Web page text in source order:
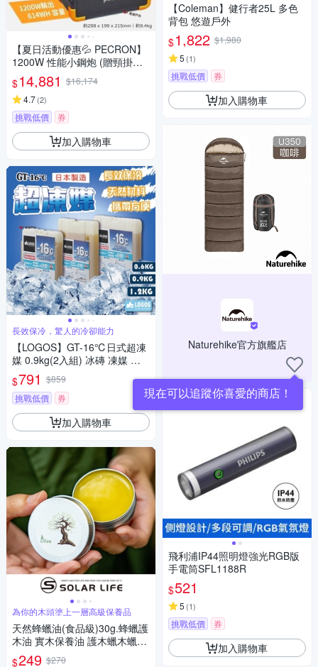
【夏日活動優惠💦 PECRON】
1200W 性能小鋼炮 (贈頸掛風
扇-隨機顏色) E600LFP 輕量化
大電量 登山 露營 悠遊戶外
$14,881 $16,174
4.7(2)
挑戰低價 券
加入購物車
長效保冷，驚人的冷卻能力
【LOGOS】GT-16℃日式超凍
媒 0.9kg(2入組) 冰磚 凍媒 保
冰磚 長效保冰 露營 悠遊戶外
$791 $859
挑戰低價
券
加入購物車
為你的木頭塗上一層高級保養品
天然蜂蠟油(食品級)30g.蜂蠟護
木油 實木保養油 護木蠟木蠟油
傢俱護理蠟 家具保養
$249 $270
【Coleman】健行者25L 多色
背包 悠遊戶外
$1,822 $1,980
5 (1)
挑戰低價 券
加入購物車
Naturehike官方旗艦店
現在可以追蹤你喜愛的商店！
飛利浦IP44照明燈強光RGB版
手電筒SFL1188R
$521
5 (1)
挑戰低價 券
加入購物車